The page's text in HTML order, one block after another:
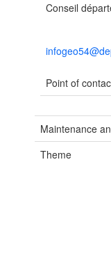
Conseil
Point of
Maintenance
Theme